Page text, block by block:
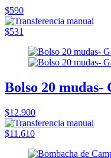
$590
$531
Bolso 20 mudas-
$12.900
$11.610